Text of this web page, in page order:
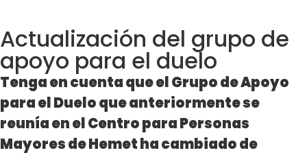
Actualización del grupo de
apoyo para el duelo
Tenga en cuenta que el Grupo de Apoyo
para el Duelo que anteriormente se
reunía en el Centro para Personas
Mayores de Hemet ha cambiado de